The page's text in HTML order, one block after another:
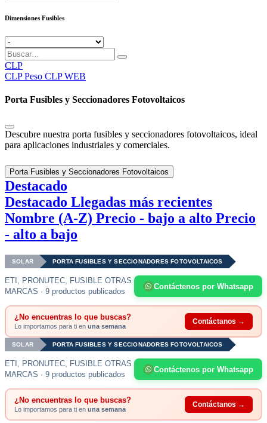
Dimensiones Fusibles
CLP
CLP Peso CLP WEB
Porta Fusibles y Seccionadores Fotovoltaicos
Descubre nuestra porta fusibles y seccionadores fotovoltaicos, ideal
para aplicaciones industriales y comerciales.
Porta Fusibles y Seccionadores Fotovoltaicos
Destacado
Destacado Llegadas más recientes
Nombre (A-Z) Precio - bajo a alto Precio
- alto a bajo
SOLAR PORTA FUSIBLES Y SECCIONADORES FOTOVOLTAICOS
ETI, PRONUTEC, FUSIBLE OTRAS
MARCAS · 9 productos publicados
Contáctenos por Whatsapp
¿No encuentras lo que buscas?
Lo importamos para ti en una semana
Contáctanos →
SOLAR PORTA FUSIBLES Y SECCIONADORES FOTOVOLTAICOS
ETI, PRONUTEC, FUSIBLE OTRAS
MARCAS · 9 productos publicados
Contáctenos por Whatsapp
¿No encuentras lo que buscas?
Lo importamos para ti en una semana
Contáctanos →